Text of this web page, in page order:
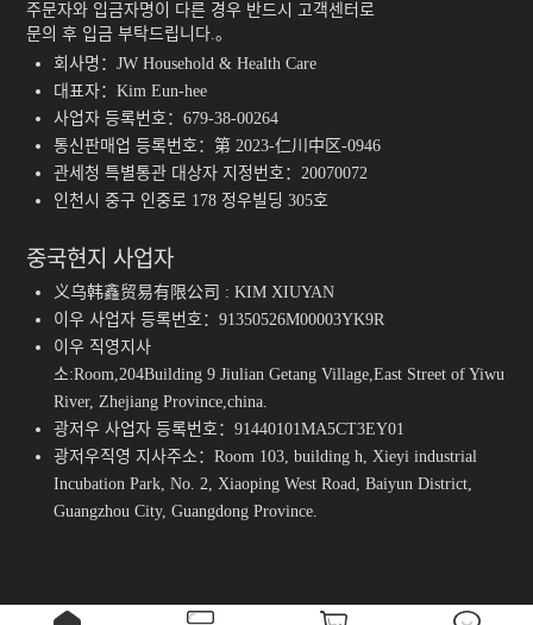
주문자와 입금자명이 다른 경우 반드시 고객센터로
문의 후 입금 부탁드립니다.。
회사명：JW Household & Health Care
대표자：Kim Eun-hee
사업자 등록번호：679-38-00264
통신판매업 등록번호：第 2023-仁川中区-0946
관세청 특별통관 대상자 지정번호：20070072
인천시 중구 인중로 178 정우빌딩 305호
중국현지 사업자
义乌韩鑫贸易有限公司 : KIM XIUYAN
이우 사업자 등록번호：91350526M00003YK9R
이우 직영지사
소:Room,204Building 9 Jiulian Getang Village,East Street of Yiwu
River, Zhejiang Province,china.
광저우 사업자 등록번호：91440101MA5CT3EY01
광저우직영 지사주소：Room 103, building h, Xieyi industrial
Incubation Park, No. 2, Xiaoping West Road, Baiyun District,
Guangzhou City, Guangdong Province.